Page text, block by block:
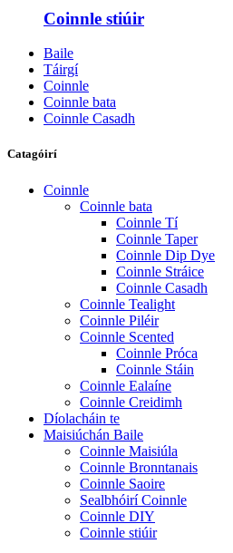
Coinnle stiúir
Baile
Táirgí
Coinnle
Coinnle bata
Coinnle Casadh
Catagóirí
Coinnle
Coinnle bata
Coinnle Tí
Coinnle Taper
Coinnle Dip Dye
Coinnle Stráice
Coinnle Casadh
Coinnle Tealight
Coinnle Piléir
Coinnle Scented
Coinnle Próca
Coinnle Stáin
Coinnle Ealaíne
Coinnle Creidimh
Díolacháin te
Maisiúchán Baile
Coinnle Maisiúla
Coinnle Bronntanais
Coinnle Saoire
Sealbhóirí Coinnle
Coinnle DIY
Coinnle stiúir